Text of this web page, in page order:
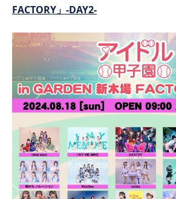
PROFILE
NEWS
FACTORY」-DAY2-